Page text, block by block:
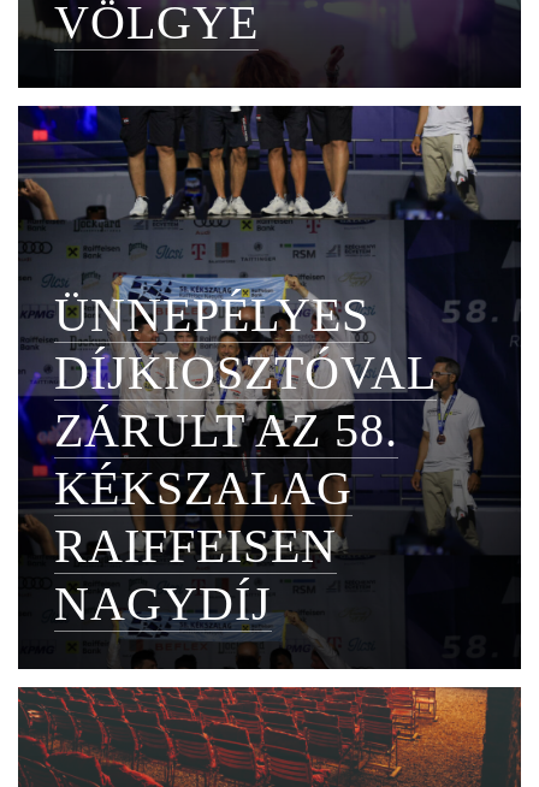
VÖLGYE
ÜNNEPÉLYES
DÍJKIOSZTÓVAL
ZÁRULT AZ 58.
KÉKSZALAG
RAIFFEISEN
NAGYDÍJ